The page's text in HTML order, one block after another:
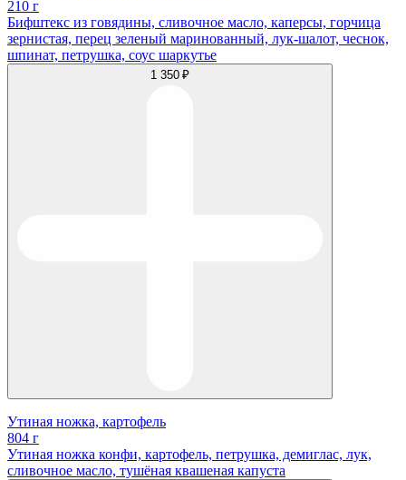
210 г
Бифштекс из говядины, сливочное масло, каперсы, горчица
зернистая, перец зеленый маринованный, лук-шалот, чеснок,
шпинат, петрушка, соус шаркутье
1 350 ₽
Утиная ножка, картофель
804 г
Утиная ножка конфи, картофель, петрушка, демиглас, лук,
сливочное масло, тушёная квашеная капуста